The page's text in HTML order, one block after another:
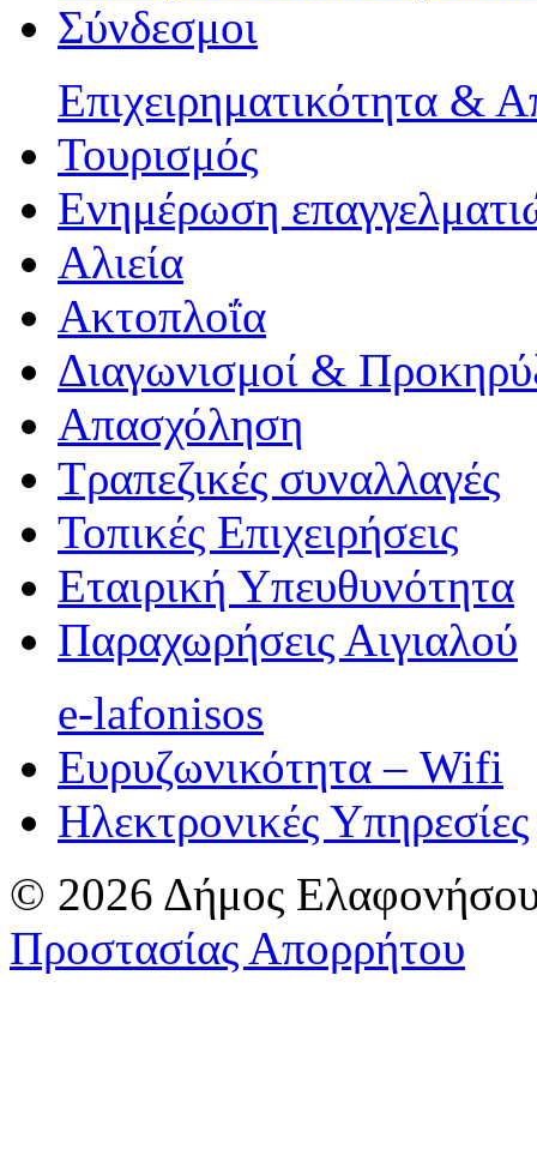
Σύνδεσμοι
Επιχειρηματικότητα &
Τουρισμός
Ενημέρωση
Αλιεία
Ακτοπλοΐα
Διαγωνισμοί &
Απασχόληση
Τραπεζικές συναλλαγές
Τοπικές Επιχειρήσεις
Εταιρική Υπευθυνότητα
Παραχωρήσεις Αιγιαλού
e-lafonisos
Ευρυζωνικότητα – Wifi
Ηλεκτρονικές Υπηρεσίες
© 2026 Δήμος
Προστασίας Απορρήτου